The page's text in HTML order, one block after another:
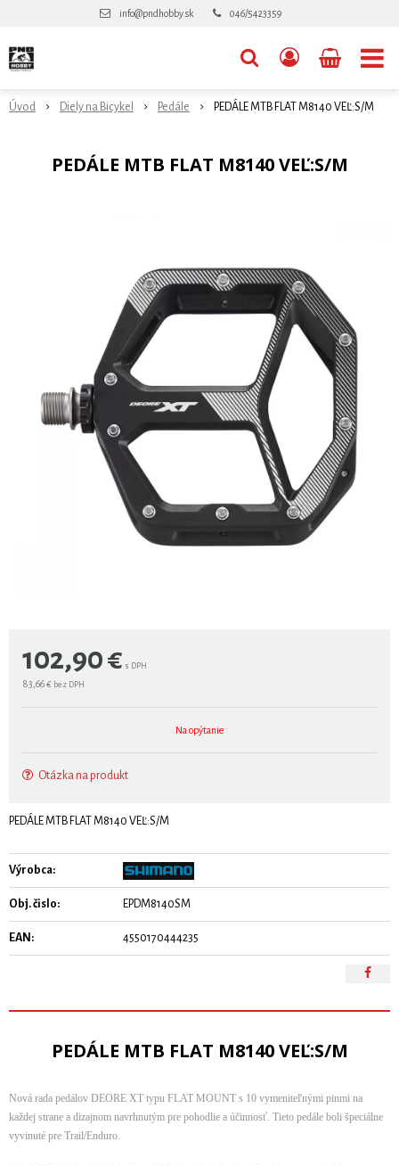
info@pndhobby.sk 046/5423359
Úvod Diely na Bicykel Pedále PEDÁLE MTB FLAT M8140 VEĽ:S/M
PEDÁLE MTB FLAT M8140 VEĽ:S/M
102,90€ s DPH
83,66 € bez DPH
Na opýtanie
Otázka na produkt
PEDÁLE MTB FLAT M8140 VEĽ:S/M
Výrobca:
Obj. čislo: EPDM8140SM
EAN: 4550170444235
PEDÁLE MTB FLAT M8140 VEĽ:S/M
Nová rada pedálov DEORE XT typu FLAT MOUNT s 10 vymeniteľnými pinmi na
každej strane a dizajnom navrhnutým pre pohodlie a účinnosť. Tieto pedále boli špeciálne
vyvinuté pre Trail/Enduro.